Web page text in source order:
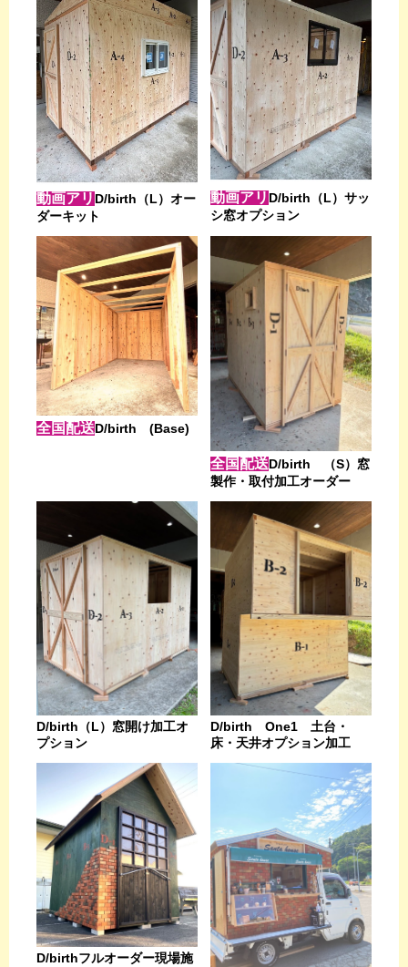
動画アリ D/birth（L）オー
ダーキット
動画アリ D/birth（L）サッ
シ窓オプション
全国配送D/birth (Base)
全国配送D/birth （S）窓
製作・取付加工オーダー
D/birth（L）窓開け加工オ
プション
D/birth One1 土台・
床・天井オプション加工
D/birthフルオーダー現場施